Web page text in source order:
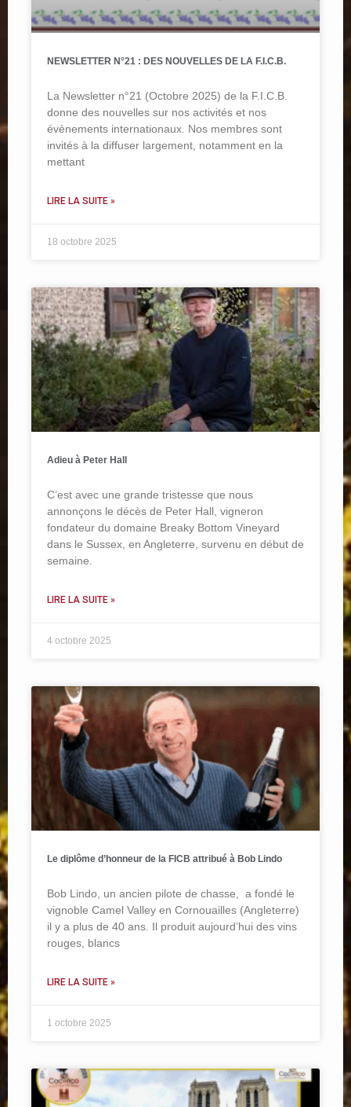
NEWSLETTER N°21 : DES NOUVELLES DE LA F.I.C.B.
La Newsletter n°21 (Octobre 2025) de la F.I.C.B.
donne des nouvelles sur nos activités et nos
évènements internationaux. Nos membres sont
invités à la diffuser largement, notamment en la
mettant
LIRE LA SUITE »
18 octobre 2025
Adieu à Peter Hall
C’est avec une grande tristesse que nous
annonçons le décès de Peter Hall, vigneron
fondateur du domaine Breaky Bottom Vineyard
dans le Sussex, en Angleterre, survenu en début de
semaine.
LIRE LA SUITE »
4 octobre 2025
Le diplôme d’honneur de la FICB attribué à Bob Lindo
Bob Lindo, un ancien pilote de chasse, a fondé le
vignoble Camel Valley en Cornouailles (Angleterre)
il y a plus de 40 ans. Il produit aujourd’hui des vins
rouges, blancs
LIRE LA SUITE »
1 octobre 2025